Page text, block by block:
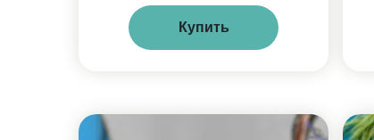
Купить